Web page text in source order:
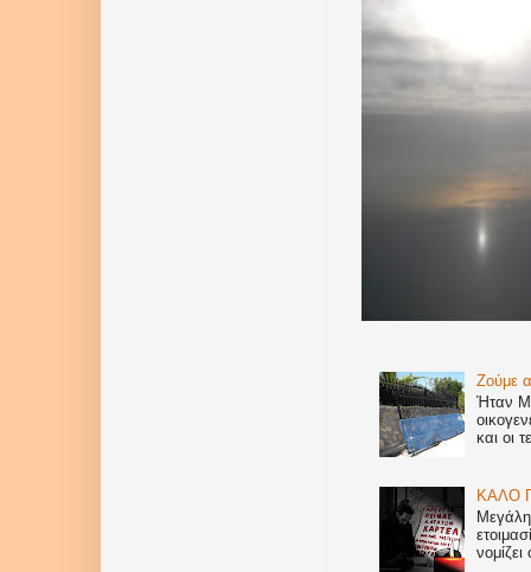
Ζούμε
Ήταν
και οι
ΚΑΛΟ